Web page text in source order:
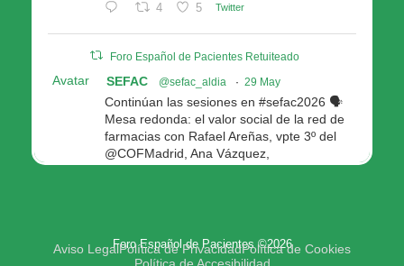
4 5 Twitter
Foro Español de Pacientes Retuiteado
Avatar SEFAC @sefac_aldia · 29 May
Continúan las sesiones en #sefac2026 🗣️
Mesa redonda: el valor social de la red de
farmacias con Rafael Areñas, vpte 3º del
@COFMadrid, Ana Vázquez,
4 4 Twitter
Foro Español de Pacientes ©2026
Aviso LegalPolítica de PrivacidadPolítica de Cookies